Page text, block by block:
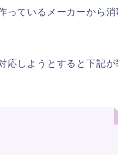
っているメーカーから消
応しようとすると下記が